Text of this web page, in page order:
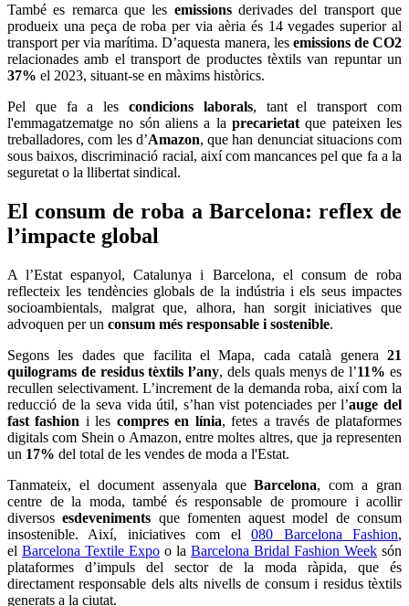
També es remarca que les emissionsderivades del transport que
produeix una peça de roba per via aèria és 14 vegades superior al
transport per via marítima. D’aquesta manera, les emissions de CO2
relacionades amb el transport de productes tèxtils van repuntar un
37% el 2023, situant-se en màxims històrics.
Pel que fa a les condicions laborals, tant el transport com
l'emmagatzematge no són aliens a la precarietat que pateixen les
treballadores, com les d’Amazon, que han denunciat situacions com
sous baixos, discriminació racial, així com mancances pel que fa a la
seguretat o la llibertat sindical.
El consum de roba a Barcelona: reflex de
l’impacte global
A l’Estat espanyol, Catalunya i Barcelona, el consum de roba
reflecteix les tendències globals de la indústria i els seus impactes
socioambientals, malgrat que, alhora, han sorgit iniciatives que
advoquen per un consum més responsable i sostenible.
Segons les dades que facilita el Mapa, cada català genera 21
quilograms de residus tèxtils l’any, dels quals menys de l’11% es
recullen selectivament. L’increment de la demanda roba, així com la
reducció de la seva vida útil, s’han vist potenciades per l’auge del
fast fashion i les compres en línia, fetes a través de plataformes
digitals com Shein o Amazon, entre moltes altres, que ja representen
un 17% del total de les vendes de moda a l'Estat.
Tanmateix, el document assenyala queBarcelona, com a gran
centre de la moda, també és responsable de promoure i acollir
diversosesdeveniments que fomenten aquest model de consum
insostenible. Així, iniciatives com el080 Barcelona Fashion,
el Barcelona Textile Expo o la Barcelona Bridal Fashion Week són
plataformes d’impuls del sector de la moda ràpida, que és
directament responsable dels alts nivells de consum i residus tèxtils
generats a la ciutat.